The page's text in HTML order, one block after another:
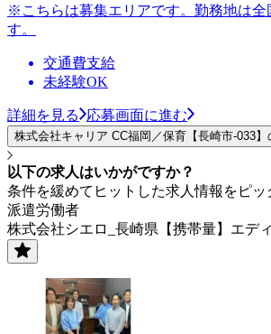
※こちらは募集エリアです。勤務地は全
す。
交通費支給
未経験OK
詳細を見る 応募画面に進む
株式会社キャリア CC福岡／保育【長崎市-033
以下の求人はいかがですか？
条件を緩めてヒットした求人情報をピッ
派遣労働者
株式会社シエロ_長崎県【携帯量】エデ